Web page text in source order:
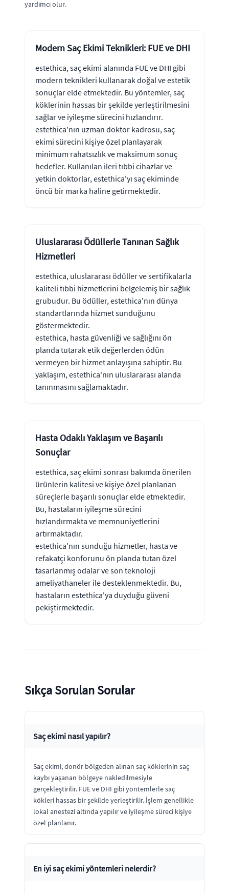
yardımcı olur.
Modern Saç Ekimi Teknikleri: FUE ve DHI
estethica, saç ekimi alanında FUE ve DHI gibi
modern teknikleri kullanarak doğal ve estetik
sonuçlar elde etmektedir. Bu yöntemler, saç
köklerinin hassas bir şekilde yerleştirilmesini
sağlar ve iyileşme sürecini hızlandırır.
estethica'nın uzman doktor kadrosu, saç
ekimi sürecini kişiye özel planlayarak
minimum rahatsızlık ve maksimum sonuç
hedefler. Kullanılan ileri tıbbi cihazlar ve
yetkin doktorlar, estethica'yı saç ekiminde
öncü bir marka haline getirmektedir.
Uluslararası Ödüllerle Tanınan Sağlık
Hizmetleri
estethica, uluslararası ödüller ve sertifikalarla
kaliteli tıbbi hizmetlerini belgelemiş bir sağlık
grubudur. Bu ödüller, estethica'nın dünya
standartlarında hizmet sunduğunu
göstermektedir.
estethica, hasta güvenliği ve sağlığını ön
planda tutarak etik değerlerden ödün
vermeyen bir hizmet anlayışına sahiptir. Bu
yaklaşım, estethica'nın uluslararası alanda
tanınmasını sağlamaktadır.
Hasta Odaklı Yaklaşım ve Başarılı
Sonuçlar
estethica, saç ekimi sonrası bakımda önerilen
ürünlerin kalitesi ve kişiye özel planlanan
süreçlerle başarılı sonuçlar elde etmektedir.
Bu, hastaların iyileşme sürecini
hızlandırmakta ve memnuniyetlerini
artırmaktadır.
estethica'nın sunduğu hizmetler, hasta ve
refakatçi konforunu ön planda tutan özel
tasarlanmış odalar ve son teknoloji
ameliyathaneler ile desteklenmektedir. Bu,
hastaların estethica'ya duyduğu güveni
pekiştirmektedir.
Sıkça Sorulan Sorular
Saç ekimi nasıl yapılır?
Saç ekimi, donör bölgeden alınan saç köklerinin saç
kaybı yaşanan bölgeye nakledilmesiyle
gerçekleştirilir. FUE ve DHI gibi yöntemlerle saç
kökleri hassas bir şekilde yerleştirilir. İşlem genellikle
lokal anestezi altında yapılır ve iyileşme süreci kişiye
özel planlanır.
En iyi saç ekimi yöntemleri nelerdir?